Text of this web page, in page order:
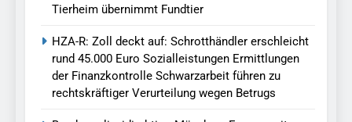
Tierheim übernimmt Fundtier
HZA-R: Zoll deckt auf: Schrotthändler erschleicht
rund 45.000 Euro Sozialleistungen Ermittlungen
der Finanzkontrolle Schwarzarbeit führen zu
rechtskräftiger Verurteilung wegen Betrugs